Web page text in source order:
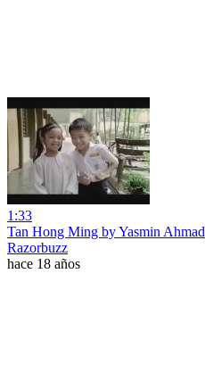
1:33
Tan Hong Ming by Yasmin Ahmad
Razorbuzz
hace 18 años